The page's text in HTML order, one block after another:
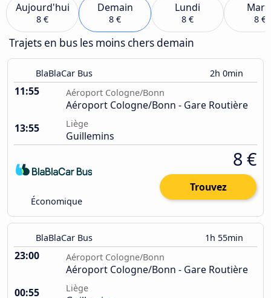
Aujourd'hui
8 €
Demain
8 €
Lundi
8 € 8 €
Trajets en bus les moins chers demain
BlaBlaCar Bus 2h 0min
11:55 Aéroport Cologne/Bonn
Aéroport Cologne/Bonn - Gare Routière
13:55
Liège
Guillemins
Économique
8 €
Trouvez
BlaBlaCar Bus 1h 55min
23:00 Aéroport Cologne/Bonn
Aéroport Cologne/Bonn - Gare Routière
00:55
Liège